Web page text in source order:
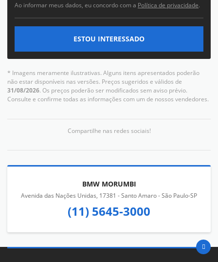
Ao informar meus dados, eu concordo com a Política de privacidade.
ESTOU INTERESSADO
* Imagens meramente ilustrativas. Alguns itens apresentados poderão
não estar disponíveis nas versões. Preços sugeridos e válidos de
31/08/2026. Os preços poderão ser modificados sem aviso prévio.
Consulte e confirme todas as informações com um de nossos vendedores.
Compartilhe nas redes sociais!
BMW MORUMBI
Avenida das Nações Unidas, 17381 - Santo Amaro - São Paulo-SP
(11) 5645-3000